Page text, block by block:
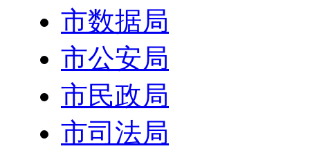
市数据局
市公安局
市民政局
市司法局